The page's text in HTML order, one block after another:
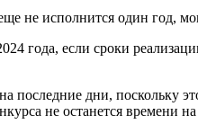
не исполнится один год,
года, если сроки
дни, поскольку
не останется времени